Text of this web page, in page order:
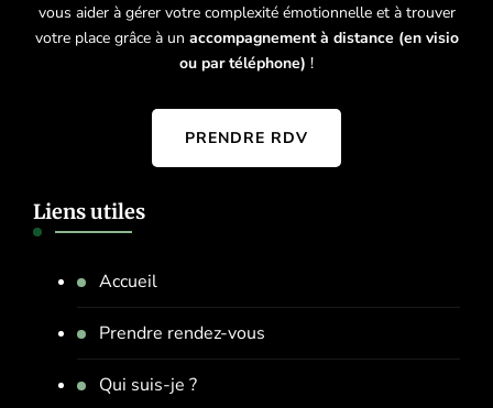
vous aider à gérer votre complexité émotionnelle et à trouver
votre place grâce à un accompagnement à distance (en visio
ou par téléphone) !
PRENDRE RDV
Liens utiles
Accueil
Prendre rendez-vous
Qui suis-je ?